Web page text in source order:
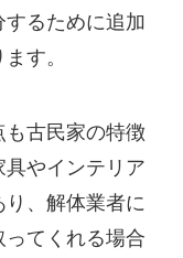
るために追加
す。
も古民家の特徴
やインテリア
、解体業者に
てくれる場合